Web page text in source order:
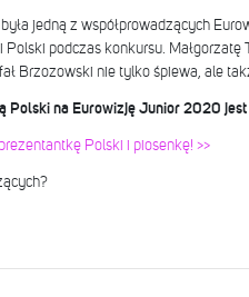
jedną z współprowadzących
podczas konkursu.
Brzozowski nie tylko śpiewa, ale
Polski na Eurowizję Junior 2020
Polski i piosenkę! >>